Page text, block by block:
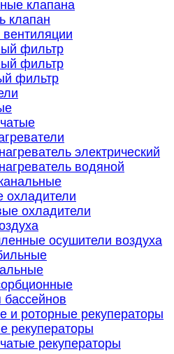
клапана
клапан
фильтр
фильтр
фильтр
электрический
водяной
охладители
охладители
осушители воздуха
бассейнов
и роторные рекуператоры
рекуператоры
рекуператоры